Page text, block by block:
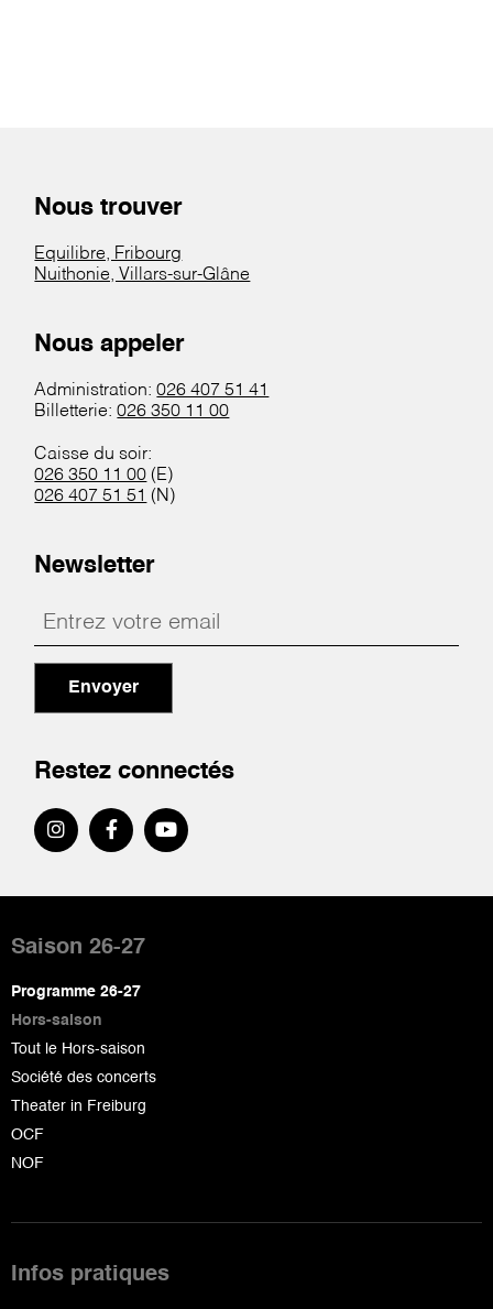
Nous trouver
Equilibre, Fribourg
Nuithonie, Villars-sur-Glâne
Nous appeler
Administration:026 407 51 41
Billetterie:026 350 11 00
Caisse du soir:
026 350 11 00 (E)
026 407 51 51 (N)
Newsletter
Envoyer
Restez connectés
de
page
Saison 26-27
Programme 26-27
Hors-saison
Tout le Hors-saison
Société des concerts
Theater in Freiburg
OCF
NOF
Infos pratiques